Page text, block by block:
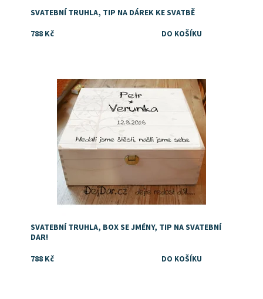
SVATEBNÍ TRUHLA, TIP NA DÁREK KE SVATBĚ
788 Kč
SVATEBNÍ TRUHLA, BOX SE JMÉNY, TIP NA SVATEBNÍ
DAR!
788 Kč